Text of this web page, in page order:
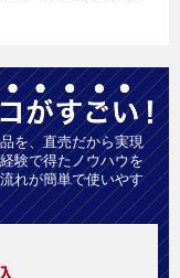
を、直売だから実現
験で得たノウハウを
れが簡単で使いやす